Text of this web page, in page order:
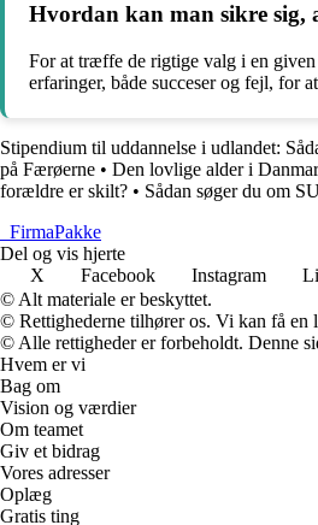
Hvordan kan man sikre sig,
For at træffe de rigtige valg i en
erfaringer, både succeser og fejl, for
Stipendium til uddannelse i udlandet:
på Færøerne • Den lovlige alder i
forældre er skilt? • Sådan søger du om
FirmaPakke
Del og vis hjerte
X
Facebook Instagram
© Alt materiale er beskyttet.
© Rettighederne tilhører os. Vi kan få en
© Alle rettigheder er forbeholdt. Denne
Hvem er vi
Bag om
Vision og værdier
Om teamet
Giv et bidrag
Vores adresser
Oplæg
Gratis ting